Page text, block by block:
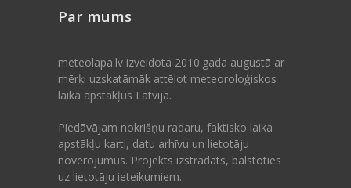
Par mums
meteolapa.lv izveidota 2010.gada augustā ar
mērķi uzskatāmāk attēlot meteoroloģiskos
laika apstākļus Latvijā.
Piedāvājam nokrišņu radaru, faktisko laika
apstākļu karti, datu arhīvu un lietotāju
novērojumus. Projekts izstrādāts, balstoties
uz lietotāju ieteikumiem.